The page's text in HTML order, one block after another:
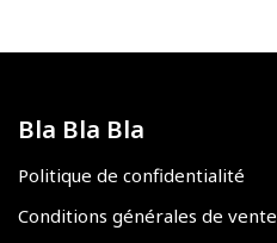
Bla Bla Bla
Politique de confidentialité
Conditions générales de vente